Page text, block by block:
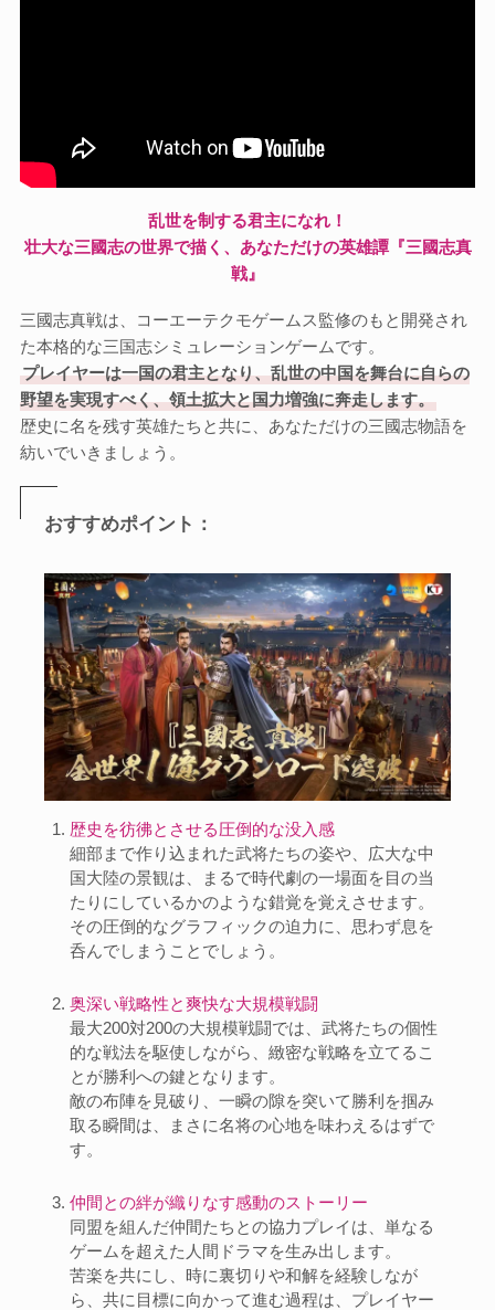
乱世を制する君主になれ！
壮大な三國志の世界で描く、あなただけの英雄譚『三國志真
戦』
三國志真戦は、コーエーテクモゲームス監修のもと開発され
た本格的な三国志シミュレーションゲームです。
プレイヤーは一国の君主となり、乱世の中国を舞台に自らの
野望を実現すべく、領土拡大と国力増強に奔走します。
歴史に名を残す英雄たちと共に、あなただけの三國志物語を
紡いでいきましょう。
おすすめポイント：
歴史を彷彿とさせる圧倒的な没入感
細部まで作り込まれた武将たちの姿や、広大な中
国大陸の景観は、まるで時代劇の一場面を目の当
たりにしているかのような錯覚を覚えさせます。
その圧倒的なグラフィックの迫力に、思わず息を
呑んでしまうことでしょう。
奥深い戦略性と爽快な大規模戦闘
最大200対200の大規模戦闘では、武将たちの個性
的な戦法を駆使しながら、緻密な戦略を立てるこ
とが勝利への鍵となります。
敵の布陣を見破り、一瞬の隙を突いて勝利を掴み
取る瞬間は、まさに名将の心地を味わえるはずで
す。
仲間との絆が織りなす感動のストーリー
同盟を組んだ仲間たちとの協力プレイは、単なる
ゲームを超えた人間ドラマを生み出します。
苦楽を共にし、時に裏切りや和解を経験しなが
ら、共に目標に向かって進む過程は、プレイヤー